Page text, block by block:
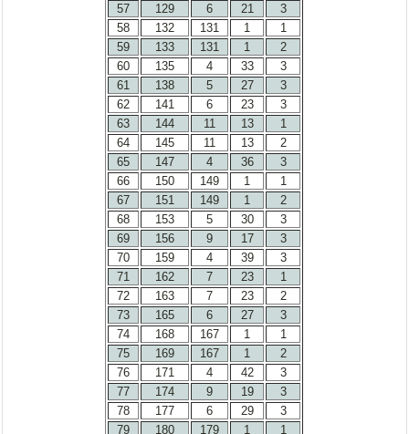
57
129 6 21
3
58
132 131 1
1
59
133 131 1
2
60
135 4 33
3
61
138 5 27
3
62
141 6 23
3
63
144 11 13
1
64
145 11 13
2
65
147 4 36
3
66
150 149 1
1
67
151 149 1
2
68
153 5 30
3
69
156 9 17
3
70
159 4 39
3
71
162 7 23
1
72
163 7 23
2
73
165 6 27
3
74
168 167 1
1
75
169 167 1
2
76
171 4 42
3
77
174 9 19
3
78
177 6 29
3
79
180 179 1 1